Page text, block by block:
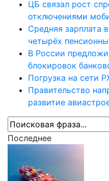
ЦБ связал рост
отключениями
Средняя зарплата
четырёх
В России
блокировок
Погрузка на сети
Правительство
развитие
Последнее